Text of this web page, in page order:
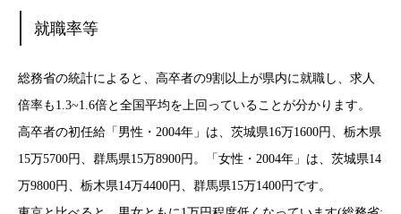
就職率等
総務省の統計によると、高卒者の9割以上が県内に就職し、求人
倍率も1.3~1.6倍と全国平均を上回っていることが分かります。
高卒者の初任給「男性・2004年」は、茨城県16万1600円、栃木県
15万5700円、群馬県15万8900円。「女性・2004年」は、茨城県14
万9800円、栃木県14万4400円、群馬県15万1400円です。